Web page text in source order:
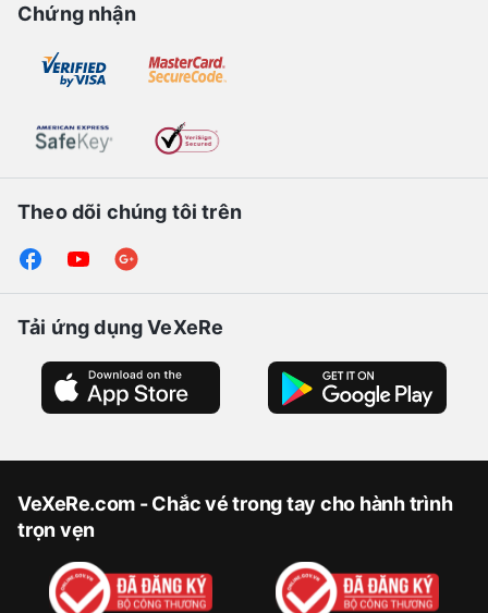
Chứng nhận
Theo dõi chúng tôi trên
Tải ứng dụng VeXeRe
VeXeRe.com - Chắc vé trong tay cho hành trình